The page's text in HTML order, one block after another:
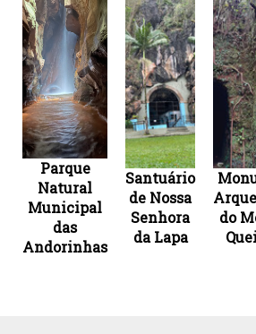
Parque
Natural
Municipal
das
Andorinhas
Santuário
de Nossa
Senhora
da Lapa
do